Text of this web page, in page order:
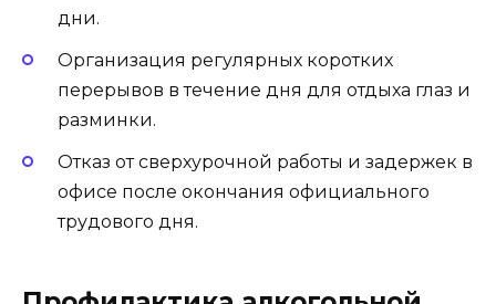
дни.
Организация регулярных коротких
перерывов в течение дня для отдыха глаз и
разминки.
Отказ от сверхурочной работы и задержек в
офисе после окончания официального
трудового дня.